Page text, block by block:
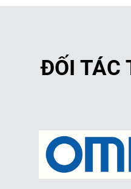
ĐỐI TÁC